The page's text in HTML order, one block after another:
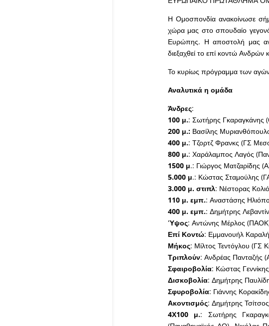
Η Ομοσπονδία ανακοίνωσε
χώρα μας στο σπουδαίο
Ευρώπης. Η αποστολή μας
διεξαχθεί το επί κοντώ Ανδρών
Το κυρίως πρόγραμμα των
Αναλυτικά η ομάδα
Άνδρες:
100 μ.: Σωτήρης Γκαραγκάνης
200 μ.:Βασίλης
400 μ.: Τζορτζ Φρανκς (ΓΣ
800 μ.: Χαράλαμπος Λαγός
1500 μ.: Γιώργος Ματζαρίδης
5.000 μ.: Κώστας Σταμούλης
3.000 μ. στιπλ: Νέστορας
110 μ. εμπ.: Αναστάσης
400 μ. εμπ.: Δημήτρης
Ύψος: Αντώνης Μέρλος
Επί Κοντώ: Εμμανουήλ
Μήκος: Μίλτος Τεντόγλου (ΓΣ
Τριπλούν: Ανδρέας Πανταζής
Σφαιροβολία: Κώστας
Δισκοβολία: Δημήτρης
Σφυροβολία: Γιάννης
Ακοντισμός: Δημήτρης
4Χ100 μ.: Σωτήρης